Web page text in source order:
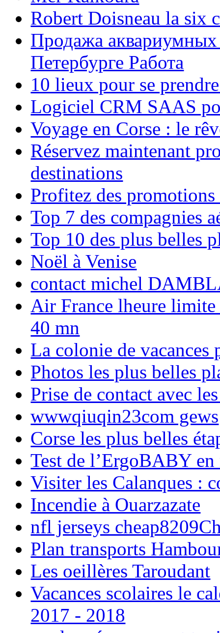
Robert Doisneau la six
Продажа аквариумных
Петербурге Работа
10 lieux pour se
Logiciel CRM SAAS
Voyage en Corse : le
Réservez maintenant
destinations
Profitez des
Top 7 des compagnies
Top 10 des plus belles
Noël à Venise
contact michel
Air France lheure limite
40 mn
La colonie de vacances
Photos les plus belles
Prise de contact avec
wwwqiuqin23com gews
Corse les plus belles
Test de l’ErgoBABY en
Visiter les Calanques :
Incendie à Ouarzazate
nfl jerseys
Plan transports
Les oeillères Taroudant
Vacances scolaires le
2017 - 2018